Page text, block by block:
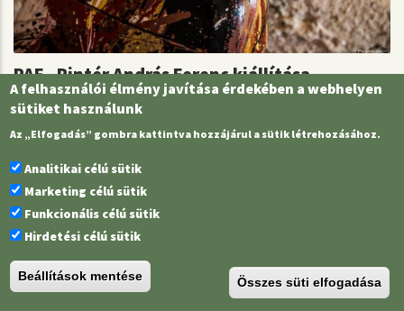
PAF - Pintér András Ferenc kiállítása
2014.08.14.
A felhasználói élmény javítása érdekében a webhelyen
sütiket használunk
Az „Elfogadás” gombra kattintva hozzájárul a sütik létrehozásához.
Analitikai célú sütik
Marketing célú sütik
Funkcionális célú sütik
Hirdetési célú sütik
Beállítások mentése Összes süti elfogadása